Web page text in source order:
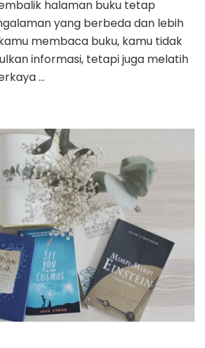
halaman buku tetap
yang berbeda dan lebih
membaca buku, kamu tidak
informasi, tetapi juga melatih
…